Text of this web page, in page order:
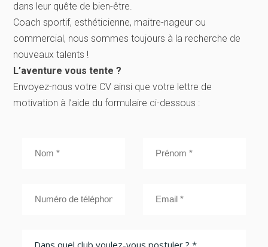
dans leur quête de bien-être.
Coach sportif, esthéticienne, maitre-nageur ou
commercial, nous sommes toujours à la recherche de
nouveaux talents !
L’aventure vous tente ?
Envoyez-nous votre CV ainsi que votre lettre de
motivation à l’aide du formulaire ci-dessous :